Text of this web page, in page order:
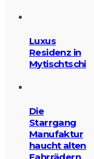
Luxus
Residenz in
Mytischtschi
Die
Starrgang
Manufaktur
haucht alten
Fahrrädern